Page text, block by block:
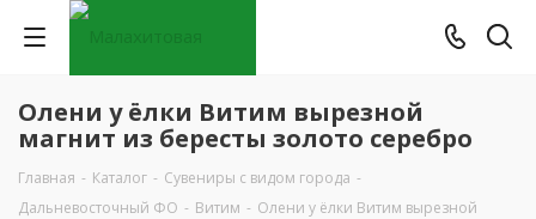
Олени у ёлки Витим вырезной
магнит из бересты золото серебро
Главная - Каталог - Сувениры с видом города -
Дальневосточный ФО - Витим - Олени у ёлки Витим вырезной